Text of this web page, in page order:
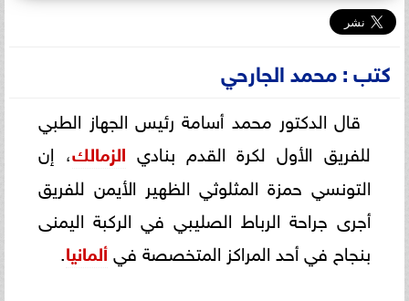
كتب : محمد الجارحي
قال الدكتور محمد أسامة رئيس الجهاز الطبي
للفريق الأول لكرة القدم بنادي الزمالك، إن
التونسي حمزة المثلوثي الظهير الأيمن للفريق
أجرى جراحة الرباط الصليبي في الركبة اليمنى
بنجاح في أحد المراكز المتخصصة فيألمانيا.